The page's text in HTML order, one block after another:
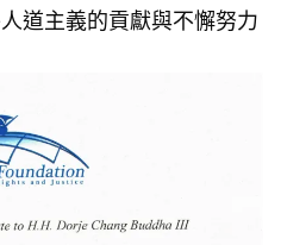
道主義的貢獻與不懈努力